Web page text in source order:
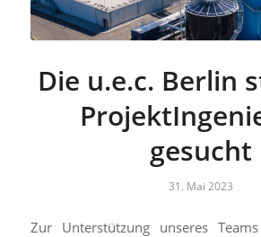
Die u.e.c. Berlin
gesucht
31. Mai 2023
Zur Unterstützung unseres